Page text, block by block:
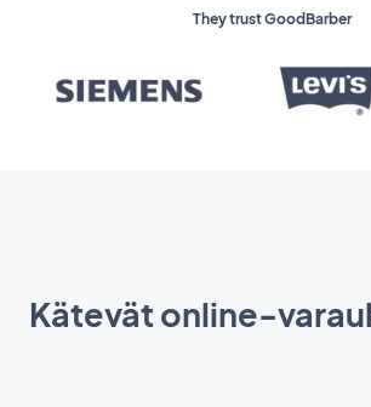
They trust GoodBarber
Kätevät online-